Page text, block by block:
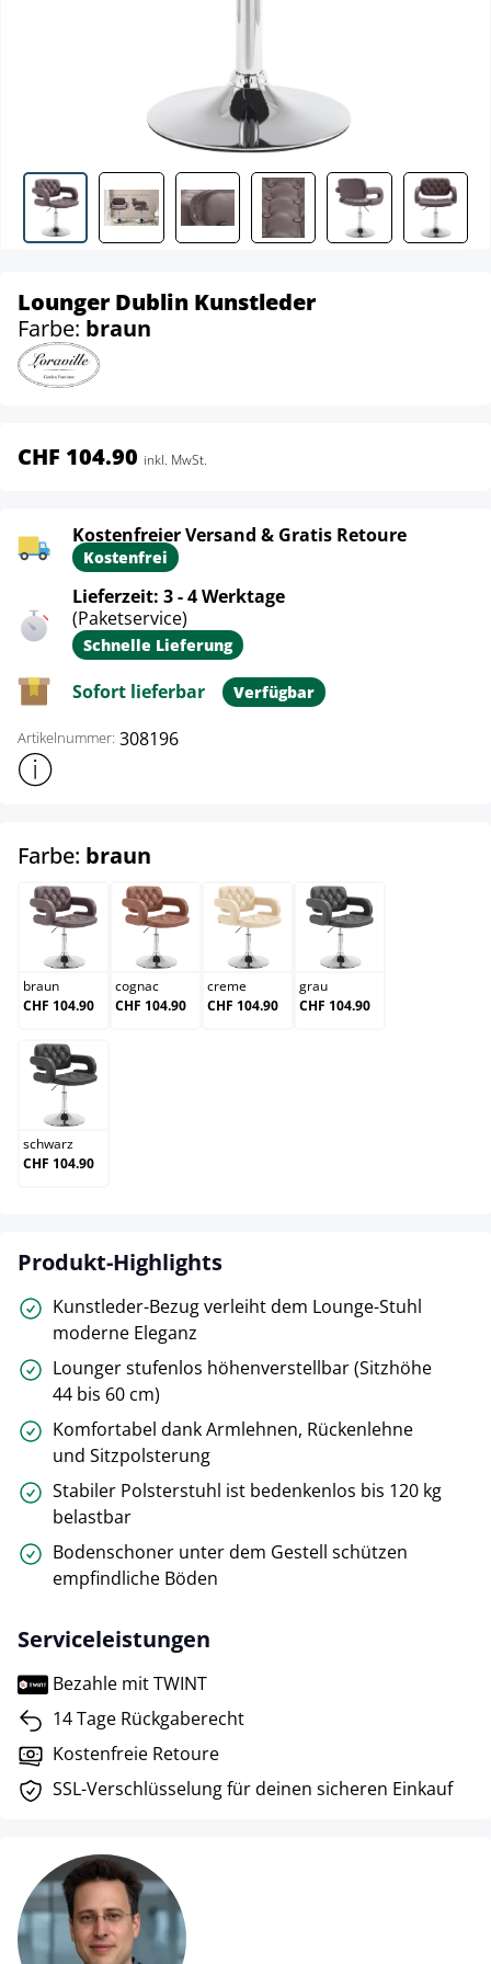
Lounger Dublin Kunstleder
Farbe: braun
CHF 104.90 inkl. MwSt.
Kostenfreier Versand & Gratis Retoure
Kostenfrei
Lieferzeit: 3 - 4 Werktage
(Paketservice)
Schnelle Lieferung
Sofort lieferbar Verfügbar
Artikelnummer: 308196
Weitere Produktinformationen anzeigen
Farbe: braun
braun
braun
CHF 104.90
cognac
cognac
CHF 104.90
creme
creme
CHF 104.90
grau
grau
CHF 104.90
schwarz
schwarz
CHF 104.90
Produkt-Highlights
Kunstleder-Bezug verleiht dem Lounge-Stuhl
moderne Eleganz
Lounger stufenlos höhenverstellbar (Sitzhöhe
44 bis 60 cm)
Komfortabel dank Armlehnen, Rückenlehne
und Sitzpolsterung
Stabiler Polsterstuhl ist bedenkenlos bis 120 kg
belastbar
Bodenschoner unter dem Gestell schützen
empfindliche Böden
Serviceleistungen
Bezahle mit TWINT
14 Tage Rückgaberecht
Kostenfreie Retoure
SSL-Verschlüsselung für deinen sicheren Einkauf